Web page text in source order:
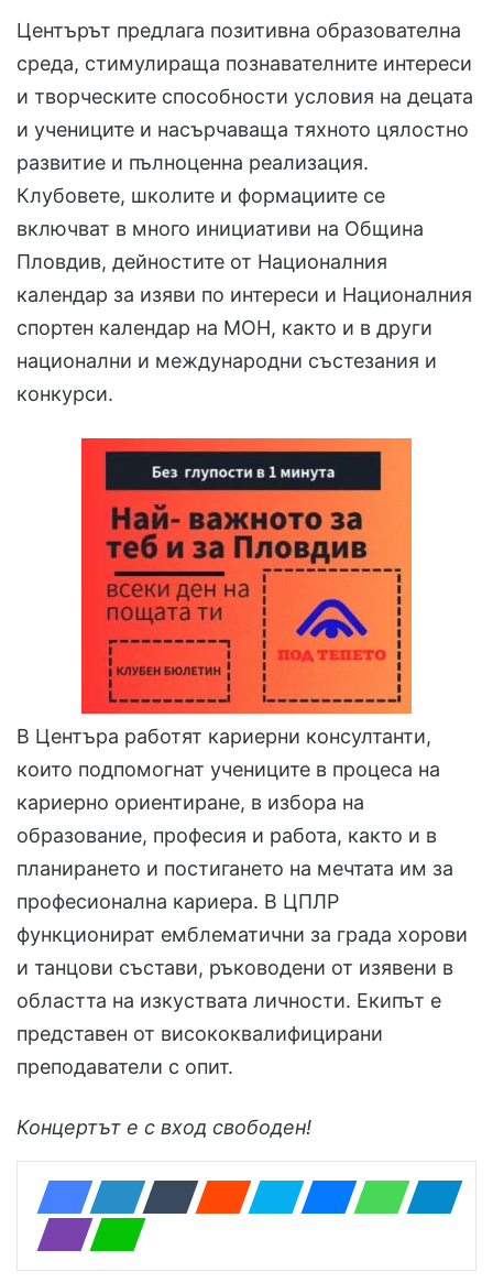
Центърът предлага позитивна образователна
среда, стимулираща познавателните интереси
и творческите способности условия на децата
и учениците и насърчаваща тяхното цялостно
развитие и пълноценна реализация.
Клубовете, школите и формациите се
включват в много инициативи на Община
Пловдив, дейностите от Националния
календар за изяви по интереси и Националния
спортен календар на МОН, както и в други
национални и международни състезания и
конкурси.
В Центъра работят кариерни консултанти,
които подпомогнат учениците в процеса на
кариерно ориентиране, в избора на
образование, професия и работа, както и в
планирането и постигането на мечтата им за
професионална кариера. В ЦПЛР
функционират емблематични за града хорови
и танцови състави, ръководени от изявени в
областта на изкуствата личности. Екипът е
представен от висококвалифицирани
преподаватели с опит.
Концертът е с вход свободен!